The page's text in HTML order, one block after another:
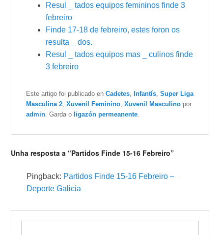
Resul _ tados equipos femininos finde 3
febreiro
Finde 17-18 de febreiro, estes foron os
resulta _ dos.
Resul _ tados equipos mas _ culinos finde
3 febreiro
Este artigo foi publicado enCadetes ,Infantís ,Super Liga
Masculina 2 ,Xuvenil Feminino ,Xuvenil Masculino por
admin . Garda o ligazón permeanente
Unha resposta a “Partidos Finde 15-16 Febreiro”
Pingback: Partidos Finde 15-16 Febreiro –
Deporte Galicia